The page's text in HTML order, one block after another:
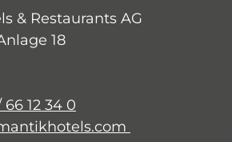
& Restaurants AG
18
12 34 0